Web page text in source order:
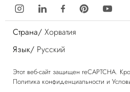
Страна/ Хорватия
Язык/ Русский
Этот веб-сайт защищен reCAPTCHA.
Политика конфиденциальности и